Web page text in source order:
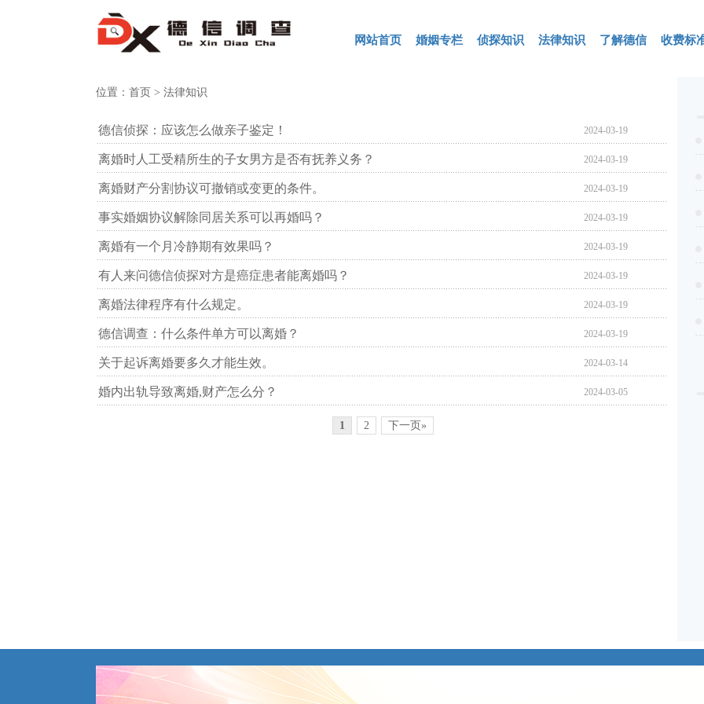
网站首页 婚姻专栏 侦探知识 法律知识 了解德信 收费标
位置： 首页 > 法律知识
德信侦探：应该怎么做亲子鉴定！ 2024-03-19
离婚时人工受精所生的子女男方是否有抚养义务？ 2024-03-19
离婚财产分割协议可撤销或变更的条件。 2024-03-19
事实婚姻协议解除同居关系可以再婚吗？ 2024-03-19
离婚有一个月冷静期有效果吗？ 2024-03-19
有人来问德信侦探对方是癌症患者能离婚吗？ 2024-03-19
离婚法律程序有什么规定。 2024-03-19
德信调查：什么条件单方可以离婚？ 2024-03-19
关于起诉离婚要多久才能生效。 2024-03-14
婚内出轨导致离婚,财产怎么分？ 2024-03-05
1 2 下一页»